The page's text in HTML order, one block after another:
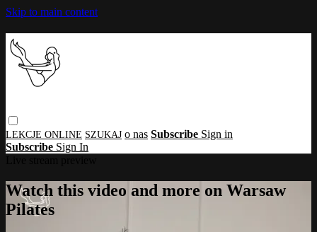
Skip to main content
o nas Subscribe Sign in
Subscribe Sign In
Watch this video and more on Warsaw
Pilates